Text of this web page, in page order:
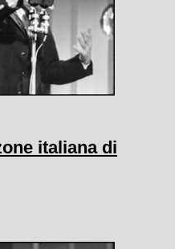
italiana di